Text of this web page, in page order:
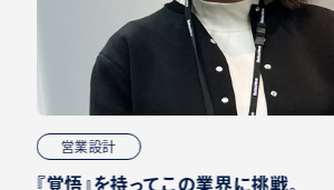
営業設計
『覚悟』を持ってこの業界に挑戦。